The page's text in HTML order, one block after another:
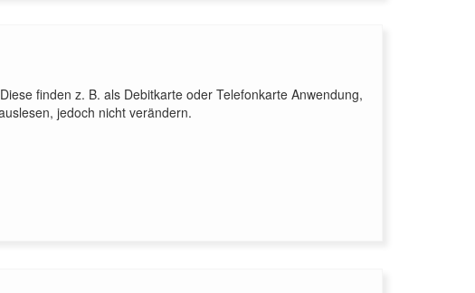
finden z. B. als Debitkarte oder Telefonkarte Anwendung,
jedoch nicht verändern.